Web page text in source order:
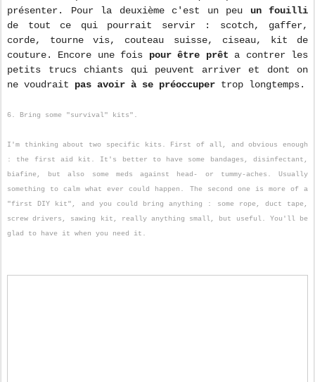
présenter. Pour la deuxième c'est un peu un fouilli
de tout ce qui pourrait servir : scotch, gaffer,
corde, tourne vis, couteau suisse, ciseau, kit de
couture. Encore une fois pour être prêt a contrer les
petits trucs chiants qui peuvent arriver et dont on
ne voudrait pas avoir à se préoccuper trop longtemps.
6. Bring some "survival" kits".
I'm thinking about two specific kits. First of all, and obvious enough
: the first aid kit. It's better to have some bandages, disinfectant,
biafine, but also some meds against head- or tummy-aches. Usually
something to calm what ever could happen. The second one is more of a
"first DIY kit", and you could bring anything : some rope, duct tape,
screw drivers, sawing kit, really anything small, but useful. You'll be
glad to have it when you need it.